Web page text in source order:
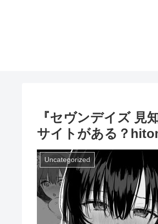
『セヴンデイズ 見
サイトがある？
Uncategorized